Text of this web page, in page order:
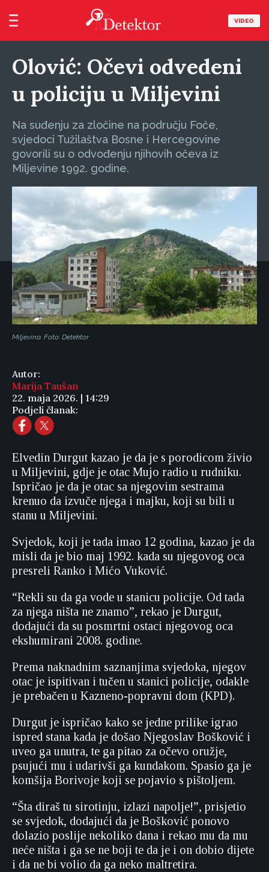
VIDEO
Olović: Očevi odvedeni
u policiju u Miljevini
Na suđenju za zločine na području Foče,
svjedoci Tužilaštva Bosne i Hercegovine
govorili su o odvođenju njihovih očeva iz
Miljevine 1992. godine.
Miljevina. Foto: Detektor
Autor:
Marija Taušan
22. maja 2026. | 14:29
Podjeli članak:
Elvedin Durgut kazao je da je s porodicom živio
u Miljevini, gdje je otac Mujo radio u rudniku.
Ispričao je da je otac sa njegovim sestrama
krenuo da izvuče njega i majku, koji su bili u
stanu u Miljevini.
Svjedok, koji je tada imao 12 godina, kazao je da
misli da je bio maj 1992. kada su njegovog oca
presreli Ranko i Mićo Vuković.
“Rekli su da ga vode u stanicu policije. Od tada
za njega ništa ne znamo”, rekao je Durgut,
dodajući da su posmrtni ostaci njegovog oca
ekshumirani 2008. godine.
Prema naknadnim saznanjima svjedoka, njegov
otac je ispitivan i tučen u stanici policije, odakle
je prebačen u Kazneno-popravni dom (KPD).
Durgut je ispričao kako se jedne prilike igrao
ispred stana kada je došao Njegoslav Bošković i
uveo ga unutra, te ga pitao za očevo oružje,
psujući mu i udarivši ga kundakom. Spasio ga je
komšija Borivoje koji se pojavio s pištoljem.
“Šta diraš tu sirotinju, izlazi napolje!”, prisjetio
se svjedok, dodajući da je Bošković ponovo
dolazio poslije nekoliko dana i rekao mu da mu
neće ništa i ga se ne boji te da je i on dobio dijete
i da ne bi volio da ga neko maltretira.